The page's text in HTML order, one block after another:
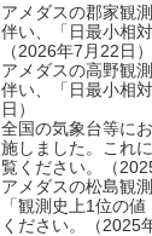
アメダスの郡家観
伴い、「日最小相
（2026年7月22日）
アメダスの高野観
伴い、「日最小相
日）
全国の気象台等に
施しました。これ
覧ください。（
アメダスの松島観
「観測史上1位の
ください。（2025